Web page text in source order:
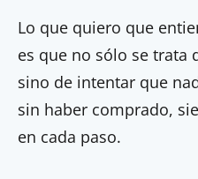
Lo que quiero que
es que no sólo se trata
sino de intentar que
sin haber comprado,
en cada paso.